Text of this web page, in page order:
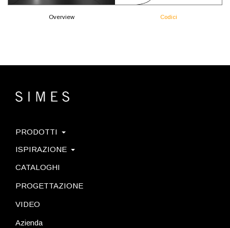
Overview Codici
PRODOTTI
ISPIRAZIONE
CATALOGHI
PROGETTAZIONE
VIDEO
Azienda